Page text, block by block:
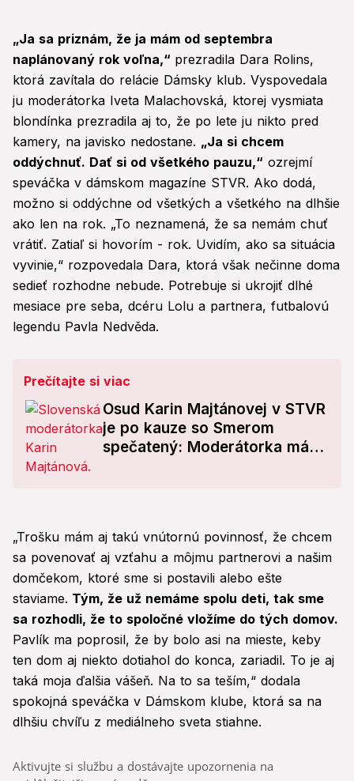
„Ja sa priznám, že ja mám od septembra
naplánovaný rok voľna,“ prezradila Dara Rolins,
ktorá zavítala do relácie Dámsky klub. Vyspovedala
ju moderátorka Iveta Malachovská, ktorej vysmiata
blondínka prezradila aj to, že po lete ju nikto pred
kamery, na javisko nedostane. „Ja si chcem
oddýchnuť. Dať si od všetkého pauzu,“ ozrejmí
speváčka v dámskom magazíne STVR. Ako dodá,
možno si oddýchne od všetkých a všetkého na dlhšie
ako len na rok. „To neznamená, že sa nemám chuť
vrátiť. Zatiaľ si hovorím - rok. Uvidím, ako sa situácia
vyvinie,“ rozpovedala Dara, ktorá však nečinne doma
sedieť rozhodne nebude. Potrebuje si ukrojiť dlhé
mesiace pre seba, dcéru Lolu a partnera, futbalovú
legendu Pavla Nedvěda.
Prečítajte si viac
Osud Karin Majtánovej v STVR
je po kauze so Smerom
spečatený: Moderátorka má
„Trošku mám aj takú vnútornú povinnosť, že chcem
sa povenovať aj vzťahu a môjmu partnerovi a našim
domčekom, ktoré sme si postavili alebo ešte
staviame. Tým, že už nemáme spolu deti, tak sme
sa rozhodli, že to spoločné vložíme do tých domov.
Pavlík ma poprosil, že by bolo asi na mieste, keby
ten dom aj niekto dotiahol do konca, zariadil. To je aj
taká moja ďalšia vášeň. Na to sa teším,“ dodala
spokojná speváčka v Dámskom klube, ktorá sa na
dlhšiu chvíľu z mediálneho sveta stiahne.
Aktivujte si službu a dostávajte upozornenia na